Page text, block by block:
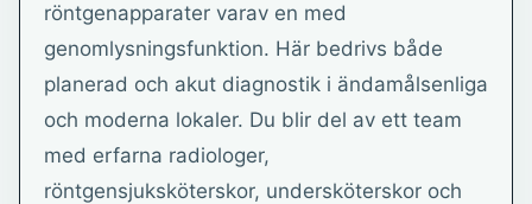
röntgenapparater varav en med
genomlysningsfunktion. Här bedrivs både
planerad och akut diagnostik i ändamålsenliga
och moderna lokaler. Du blir del av ett team
med erfarna radiologer,
röntgensjuksköterskor, undersköterskor och